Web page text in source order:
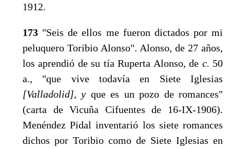
1912.
173 "Seis de ellos me fueron dictados por mi
pelu­quero Toribio Alonso". Alonso, de 27 años,
los apren­dió de su tía Ruperta Alonso, de c. 50
a., "que vive to­davía en Siete Iglesias
[Valladolid], y que es un pozo de romances"
(carta de Vicuña Cifuentes de 16-IX-1906).
Menéndez Pidal inventarió los siete romances
dichos por Toribio como de Siete Iglesias en